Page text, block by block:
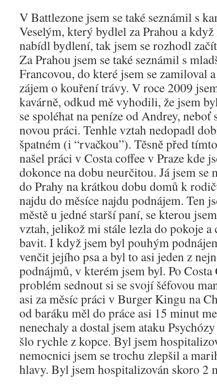
V Battlezone jsem se také seznámil s
Veselým, který bydlel za Prahou a
nabídl bydlení, tak jsem se rozhodl
Za Prahou jsem se také seznámil s
Francovou, do které jsem se zamiloval
zájem o kouření trávy. V roce 2009
kavárně, odkud mě vyhodili, že jsem
se spoléhat na peníze od Andrey,
novou práci. Tenhle vztah nedopadl
špatném (i “rvačkou”). Těsně před
našel práci v Costa coffee v Praze kde
dokonce na dobu neurčitou. Já jsem se
do Prahy na krátkou dobu domů k
najdu do měsíce najdu podnájem. Ten
městě u jedné starší paní, se kterou
vztah, jelikož mi stále lezla do pokoje a
bavit. I když jsem byl pouhým
venčit jejího psa a byl to asi jeden z
podnájmů, v kterém jsem byl. Po
problém sednout si se svojí šéfovou
asi za měsíc práci v Burger Kingu na
od baráku měl do práce asi 15 minut
nenechaly a dostal jsem ataku
šlo rychle z kopce. Byl jsem
nemocnici jsem se trochu zlepšil a
hlavy. Byl jsem hospitalizován skoro 2